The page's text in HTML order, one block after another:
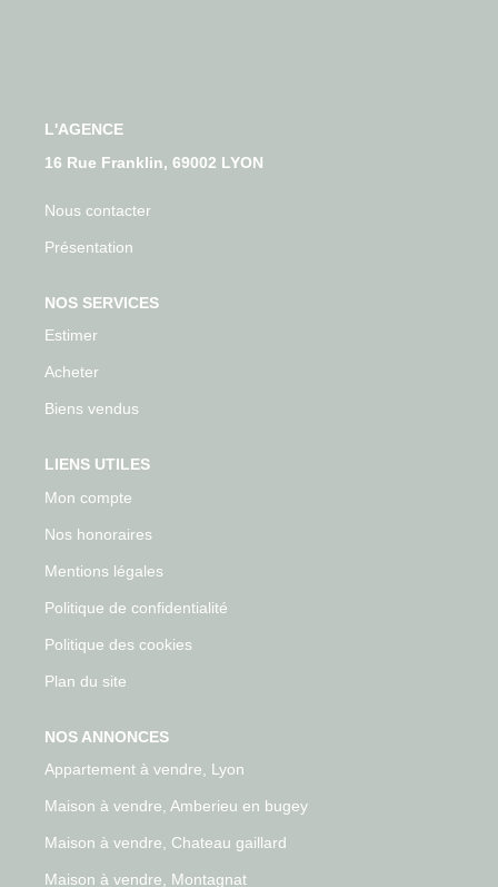
L'AGENCE
16 Rue Franklin, 69002 LYON
Nous contacter
Présentation
NOS SERVICES
Estimer
Acheter
Biens vendus
LIENS UTILES
Mon compte
Nos honoraires
Mentions légales
Politique de confidentialité
Politique des cookies
Plan du site
NOS ANNONCES
Appartement à vendre, Lyon
Maison à vendre, Amberieu en bugey
Maison à vendre, Chateau gaillard
Maison à vendre, Montagnat